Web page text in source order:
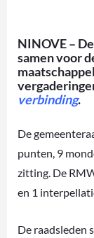
NINOVE –
samen voor
verbinding.
De
punten, 9
zitting. De
en 1
De raadsleden